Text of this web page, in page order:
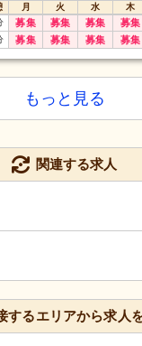
月 火 水 木
募集 募集 募集 募集
募集 募集 募集 募集
もっと見る
関連する求人
するエリアから求人